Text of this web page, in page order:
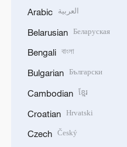
Arabic العربية
Belarusian Беларуская
Bengali বাংলা
Bulgarian Български
Cambodian ខ្មែរ
Croatian Hrvatski
Czech Český